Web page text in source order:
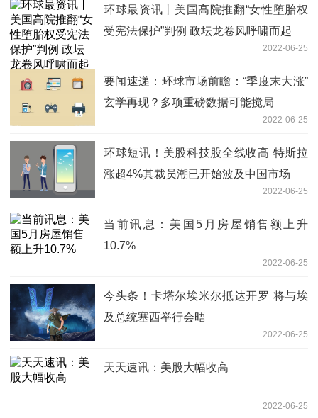
环球最资讯丨美国高院推翻“女性堕胎权
受宪法保护”判例 政坛龙卷风呼啸而起
2022-06-25
要闻速递：环球市场前瞻：“季度末大涨”
玄学再现？多项重磅数据可能搅局
2022-06-25
环球短讯！美股科技股全线收高 特斯拉
涨超4%其裁员潮已开始波及中国市场
2022-06-25
当前讯息：美国5月房屋销售额上升
10.7%
2022-06-25
今头条！卡塔尔埃米尔抵达开罗 将与埃
及总统塞西举行会晤
2022-06-25
天天速讯：美股大幅收高
2022-06-25